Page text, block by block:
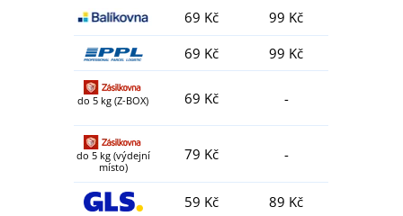
69 Kč
99 Kč
69 Kč
99 Kč
do 5 kg (Z-BOX) 69 Kč -
do 5 kg (výdejní
místo)
79 Kč -
59 Kč 89 Kč